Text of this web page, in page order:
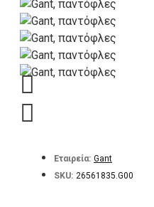
Εταιρεία: Gant
SKU: 26561835.G00